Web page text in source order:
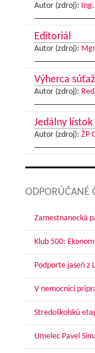
Autor (zdroj):
Editoriál
Autor (zdroj):
Výherca
Autor (zdroj):
Jedálny lístok
Autor (zdroj): ŽP
ODPORÚČANÉ
Zamestnanecká
Klub 500:
Podporte jaseň z
V nemocnici
Stredoškolskú
Umelec Pavel